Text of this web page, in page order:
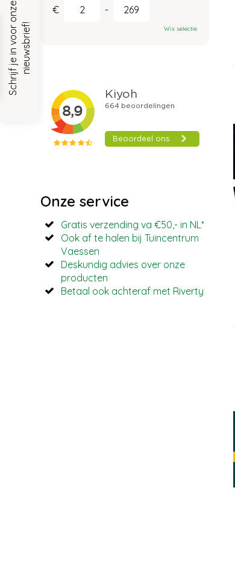
€ -
Wis selectie
Onze service
Gratis verzending va €50,- in NL*
Ook af te halen bij Tuincentrum
Vaessen
Deskundig advies over onze
producten
Betaal ook achteraf met Riverty
S
c
h
r
i
j
f
j
e
i
n
v
o
o
r
o
n
z
e
n
i
e
u
w
s
b
r
i
e
f!